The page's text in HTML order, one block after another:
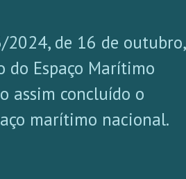
2024, de 16 de outubro,
do Espaço Marítimo
assim concluído o
marítimo nacional.